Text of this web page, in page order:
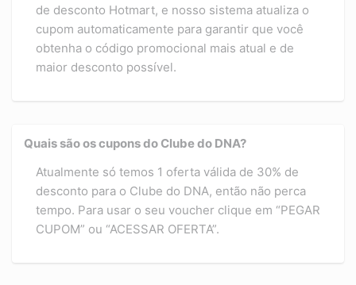
de desconto Hotmart, e nosso sistema atualiza o
cupom automaticamente para garantir que você
obtenha o código promocional mais atual e de
maior desconto possível.
Quais são os cupons do Clube do DNA?
Atualmente só temos 1 oferta válida de 30% de
desconto para o Clube do DNA, então não perca
tempo. Para usar o seu voucher clique em “PEGAR
CUPOM” ou “ACESSAR OFERTA”.